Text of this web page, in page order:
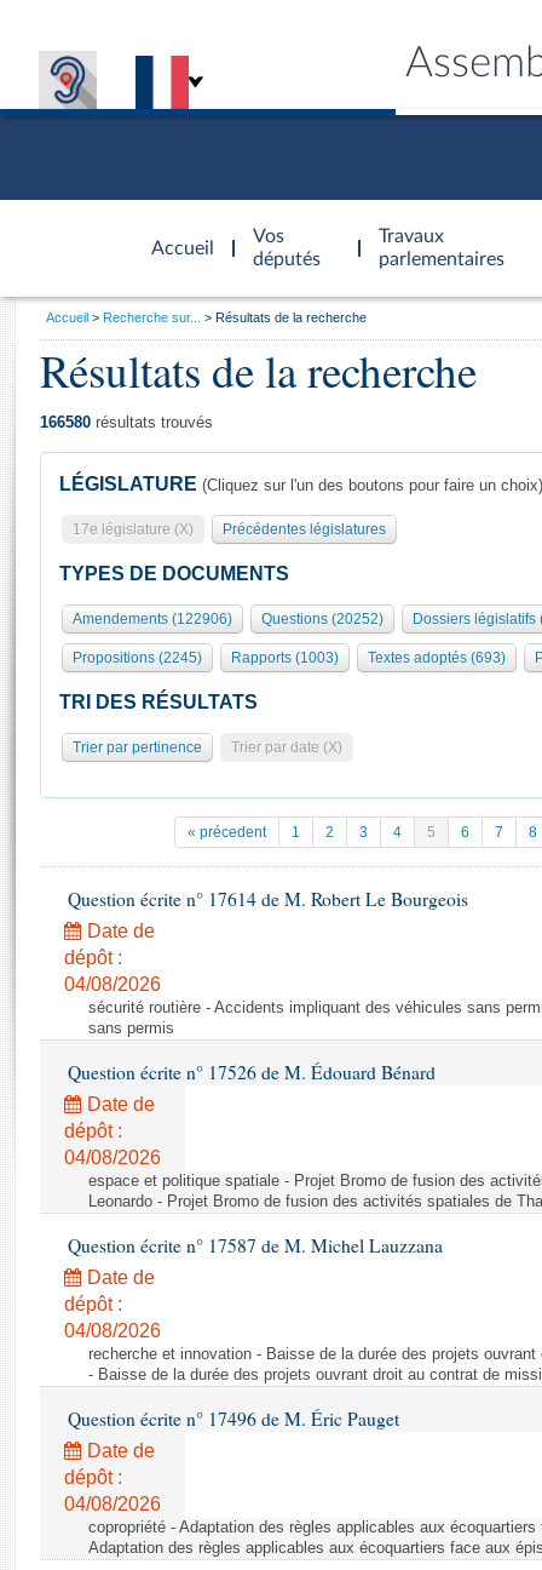
Accueil
d'accueil
Vos
députés
Travaux
parlementaires
Présidence
577 députés
Groupes politiques
Séance publique
Commissions et autres organes
Europe et International
Pétitions
Projets de loi
Propositions de loi
Amendements
Textes adoptés
Rapports législatifs
Rapports sur l'application des lois
Baromètre de l’application des lois
Dossiers législatifs
Budget et sécurité sociale
Questions écrites et orales
Comptes rendus des débats
Général
Rôle et pouvoirs de l'Assemblée
Organisation de l'Assemblée
Présidence Conférence des Présidents Bureau Collège des
Statistiques et chiffres clés
Documents de référence
( Constitution | Règlement de l'Assemblée ... )
Histoire
Juniors
Anciennes législatures
Visiter l'Assemblée
Visite virtuelle du palais Bourbon
Assister à une séance
La Bibliothèque
Contacts et plan d'accès
Photos libres de droit
Vous
Accueil Recherche sur... Résultats de la recherche
Résultats de la recherche
166580 résultats trouvés
LÉGISLATURE (Cliquez sur l'un des boutons pour faire un choix)
17e législature (X) Précédentes législatures
TYPES DE DOCUMENTS
Amendements (122906) Questions (20252) Dossiers législatifs
Propositions (2245) Rapports (1003) Textes adoptés (693)
TRI DES RÉSULTATS
Trier par pertinence Trier par date (X)
« précedent 1 2 3 4 5 6 7 8
Question écrite n° 17614 de M. Robert Le Bourgeois
Date de
dépôt :
04/08/2026
sécurité routière - Accidents impliquant des véhicules sans
sans permis
Question écrite n° 17526 de M. Édouard Bénard
Date de
dépôt :
04/08/2026
espace et politique spatiale - Projet Bromo de fusion des
Leonardo - Projet Bromo de fusion des activités spatiales de
Question écrite n° 17587 de M. Michel Lauzzana
Date de
dépôt :
04/08/2026
recherche et innovation - Baisse de la durée des projets
- Baisse de la durée des projets ouvrant droit au contrat de
Question écrite n° 17496 de M. Éric Pauget
Date de
dépôt :
04/08/2026
copropriété - Adaptation des règles applicables aux
Adaptation des règles applicables aux écoquartiers face aux